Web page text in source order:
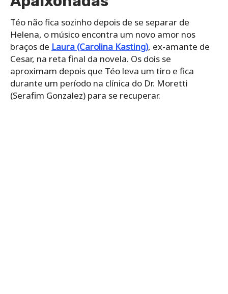
Téo não fica sozinho depois de se separar de
Helena, o músico encontra um novo amor nos
braços de Laura (Carolina Kasting), ex-amante de
Cesar, na reta final da novela. Os dois se
aproximam depois que Téo leva um tiro e fica
durante um período na clínica do Dr. Moretti
(Serafim Gonzalez) para se recuperar.